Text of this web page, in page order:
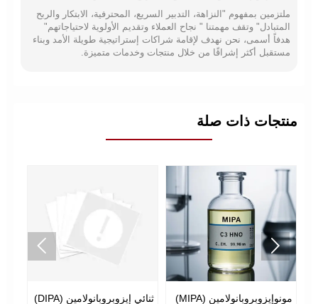
ملتزمين بمفهوم "النزاهة، التدبير السريع، المحترفية، الابتكار والربح
المتبادل" وتقف مهمتنا " نجاح العملاء وتقديم الأولوية لاحتياجاتهم"
هدفاً أسمى، نحن نهدف لإقامة شراكات إستراتيجية طويلة الأمد وبناء
مستقبل أكثر إشراقًا من خلال منتجات وخدمات متميزة.
منتجات ذات صلة
ثنائي إيزوبروبانولامين (DIPA) مونوإيزوبروبانولامين (MIPA)
 